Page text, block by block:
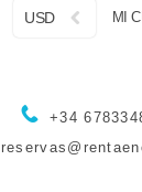
+34
USD MI